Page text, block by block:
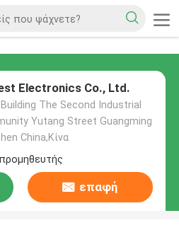
Electronics Co., Ltd.
The Second Industrial
Yutang Street Guangming
China,Κίνα
επαφή